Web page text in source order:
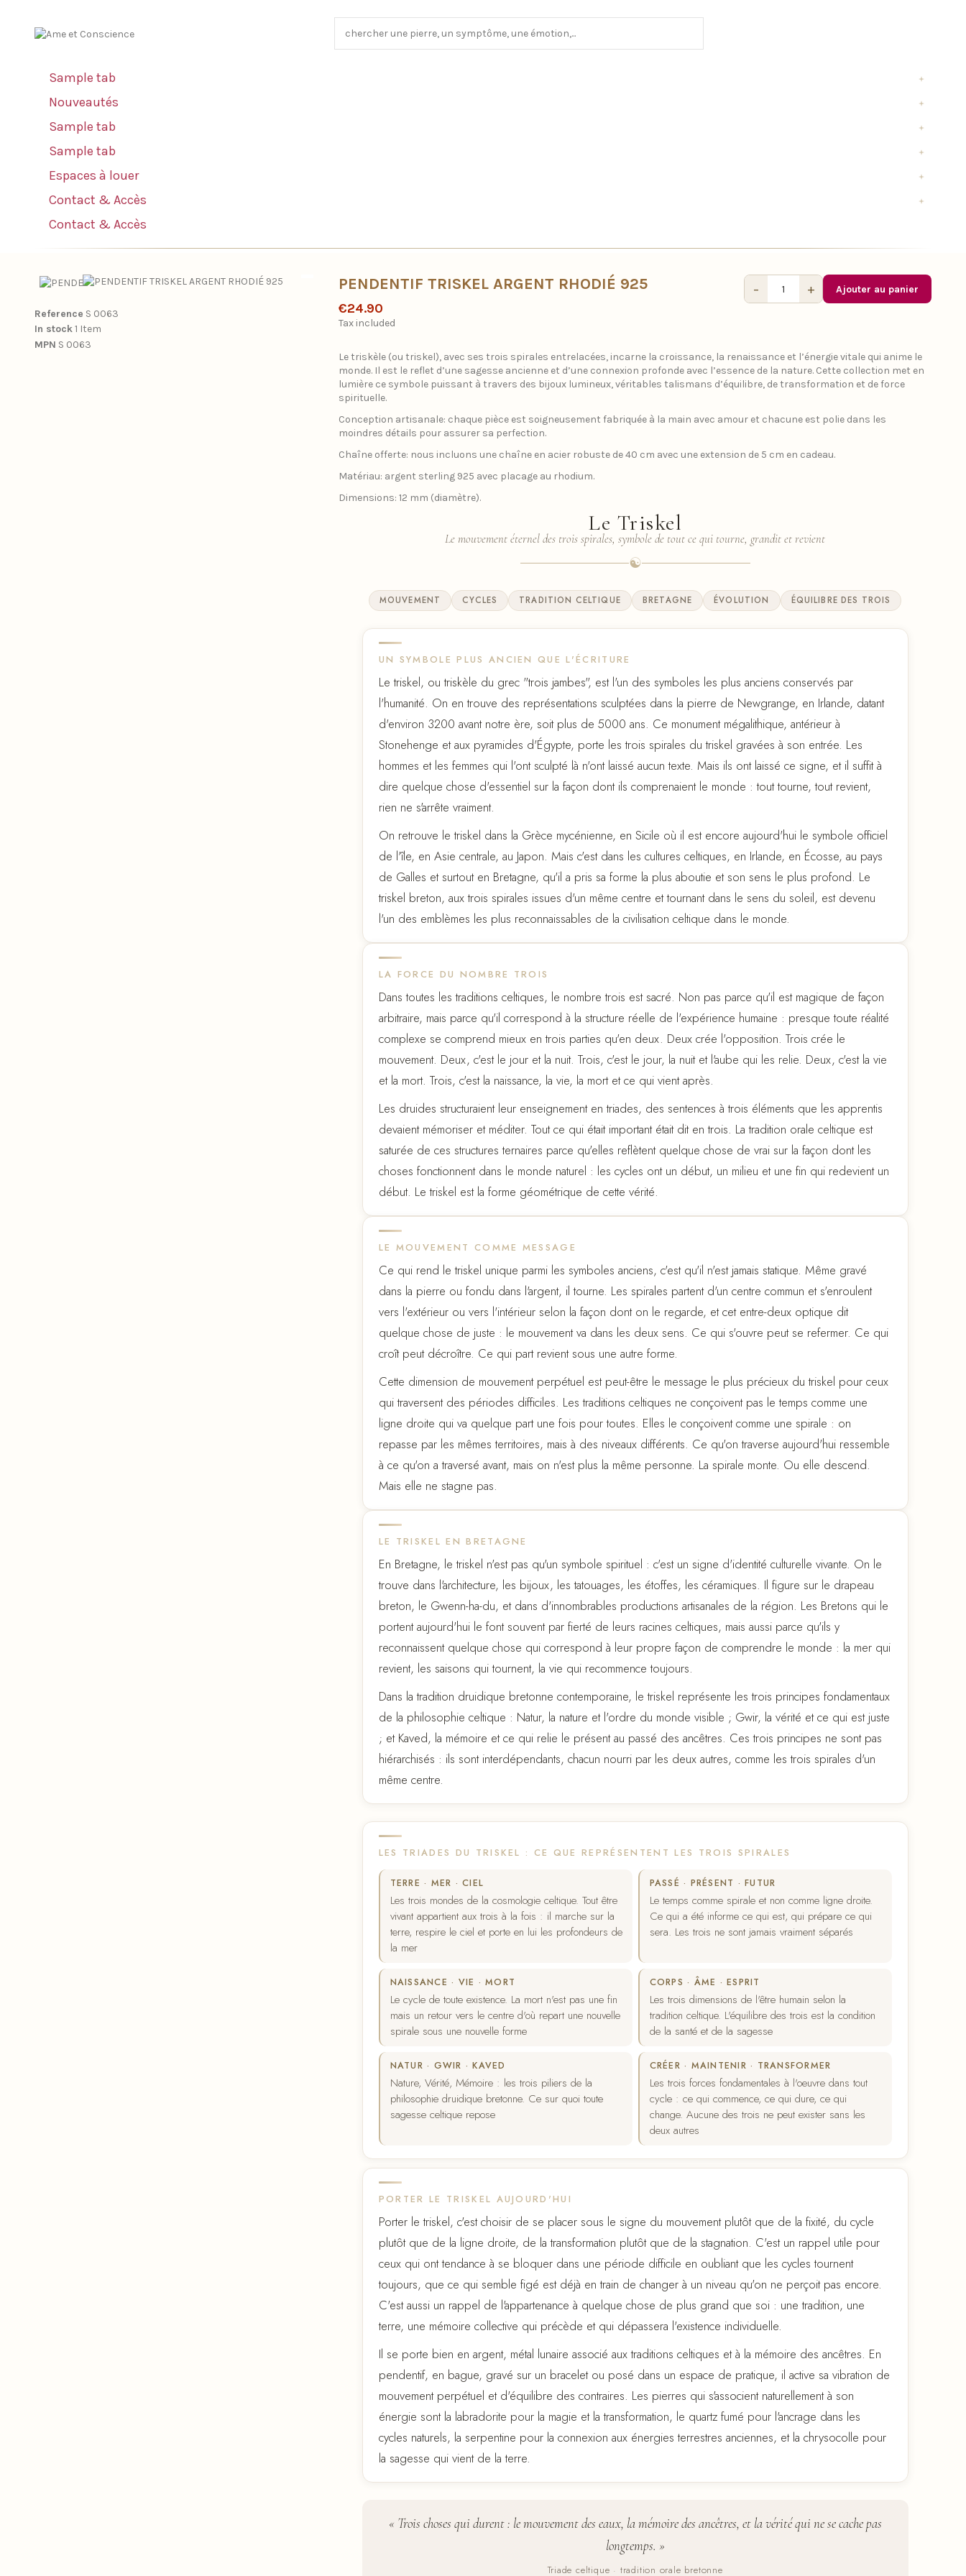
Sample tab
Nouveautés
Sample tab
Sample tab
Espaces à louer
Contact & Accès
Contact & Accès
Reference S 0063
In stock 1 Item
MPN S 0063
PENDENTIF TRISKEL ARGENT RHODIÉ 925
€24.90
Tax included
− + Ajouter au panier
Le triskèle (ou triskel), avec ses trois spirales entrelacées, incarne la croissance, la renaissance et l’énergie vitale qui anime le
monde. Il est le reflet d’une sagesse ancienne et d’une connexion profonde avec l’essence de la nature. Cette collection met en
lumière ce symbole puissant à travers des bijoux lumineux, véritables talismans d’équilibre, de transformation et de force
spirituelle.
Conception artisanale: chaque pièce est soigneusement fabriquée à la main avec amour et chacune est polie dans les
moindres détails pour assurer sa perfection.
Chaîne offerte: nous incluons une chaîne en acier robuste de 40 cm avec une extension de 5 cm en cadeau.
Matériau: argent sterling 925 avec placage au rhodium.
Dimensions: 12 mm (diamètre).
Le Triskel
Le mouvement éternel des trois spirales, symbole de tout ce qui tourne, grandit et revient
☯
MOUVEMENT CYCLES TRADITION CELTIQUE BRETAGNE ÉVOLUTION ÉQUILIBRE DES TROIS
UN SYMBOLE PLUS ANCIEN QUE L'ÉCRITURE
Le triskel, ou triskèle du grec "trois jambes", est l'un des symboles les plus anciens conservés par
l'humanité. On en trouve des représentations sculptées dans la pierre de Newgrange, en Irlande, datant
d'environ 3200 avant notre ère, soit plus de 5000 ans. Ce monument mégalithique, antérieur à
Stonehenge et aux pyramides d'Égypte, porte les trois spirales du triskel gravées à son entrée. Les
hommes et les femmes qui l'ont sculpté là n'ont laissé aucun texte. Mais ils ont laissé ce signe, et il suffit à
dire quelque chose d'essentiel sur la façon dont ils comprenaient le monde : tout tourne, tout revient,
rien ne s'arrête vraiment.
On retrouve le triskel dans la Grèce mycénienne, en Sicile où il est encore aujourd'hui le symbole officiel
de l'île, en Asie centrale, au Japon. Mais c'est dans les cultures celtiques, en Irlande, en Écosse, au pays
de Galles et surtout en Bretagne, qu'il a pris sa forme la plus aboutie et son sens le plus profond. Le
triskel breton, aux trois spirales issues d'un même centre et tournant dans le sens du soleil, est devenu
l'un des emblèmes les plus reconnaissables de la civilisation celtique dans le monde.
LA FORCE DU NOMBRE TROIS
Dans toutes les traditions celtiques, le nombre trois est sacré. Non pas parce qu'il est magique de façon
arbitraire, mais parce qu'il correspond à la structure réelle de l'expérience humaine : presque toute réalité
complexe se comprend mieux en trois parties qu'en deux. Deux crée l'opposition. Trois crée le
mouvement. Deux, c'est le jour et la nuit. Trois, c'est le jour, la nuit et l'aube qui les relie. Deux, c'est la vie
et la mort. Trois, c'est la naissance, la vie, la mort et ce qui vient après.
Les druides structuraient leur enseignement en triades, des sentences à trois éléments que les apprentis
devaient mémoriser et méditer. Tout ce qui était important était dit en trois. La tradition orale celtique est
saturée de ces structures ternaires parce qu'elles reflètent quelque chose de vrai sur la façon dont les
choses fonctionnent dans le monde naturel : les cycles ont un début, un milieu et une fin qui redevient un
début. Le triskel est la forme géométrique de cette vérité.
LE MOUVEMENT COMME MESSAGE
Ce qui rend le triskel unique parmi les symboles anciens, c'est qu'il n'est jamais statique. Même gravé
dans la pierre ou fondu dans l'argent, il tourne. Les spirales partent d'un centre commun et s'enroulent
vers l'extérieur ou vers l'intérieur selon la façon dont on le regarde, et cet entre-deux optique dit
quelque chose de juste : le mouvement va dans les deux sens. Ce qui s'ouvre peut se refermer. Ce qui
croît peut décroître. Ce qui part revient sous une autre forme.
Cette dimension de mouvement perpétuel est peut-être le message le plus précieux du triskel pour ceux
qui traversent des périodes difficiles. Les traditions celtiques ne conçoivent pas le temps comme une
ligne droite qui va quelque part une fois pour toutes. Elles le conçoivent comme une spirale : on
repasse par les mêmes territoires, mais à des niveaux différents. Ce qu'on traverse aujourd'hui ressemble
à ce qu'on a traversé avant, mais on n'est plus la même personne. La spirale monte. Ou elle descend.
Mais elle ne stagne pas.
LE TRISKEL EN BRETAGNE
En Bretagne, le triskel n'est pas qu'un symbole spirituel : c'est un signe d'identité culturelle vivante. On le
trouve dans l'architecture, les bijoux, les tatouages, les étoffes, les céramiques. Il figure sur le drapeau
breton, le Gwenn-ha-du, et dans d'innombrables productions artisanales de la région. Les Bretons qui le
portent aujourd'hui le font souvent par fierté de leurs racines celtiques, mais aussi parce qu'ils y
reconnaissent quelque chose qui correspond à leur propre façon de comprendre le monde : la mer qui
revient, les saisons qui tournent, la vie qui recommence toujours.
Dans la tradition druidique bretonne contemporaine, le triskel représente les trois principes fondamentaux
de la philosophie celtique : Natur, la nature et l'ordre du monde visible ; Gwir, la vérité et ce qui est juste
; et Kaved, la mémoire et ce qui relie le présent au passé des ancêtres. Ces trois principes ne sont pas
hiérarchisés : ils sont interdépendants, chacun nourri par les deux autres, comme les trois spirales d'un
même centre.
LES TRIADES DU TRISKEL : CE QUE REPRÉSENTENT LES TROIS SPIRALES
TERRE · MER · CIEL
Les trois mondes de la cosmologie celtique. Tout être
vivant appartient aux trois à la fois : il marche sur la
terre, respire le ciel et porte en lui les profondeurs de
la mer
PASSÉ · PRÉSENT · FUTUR
Le temps comme spirale et non comme ligne droite.
Ce qui a été informe ce qui est, qui prépare ce qui
sera. Les trois ne sont jamais vraiment séparés
NAISSANCE · VIE · MORT
Le cycle de toute existence. La mort n'est pas une fin
mais un retour vers le centre d'où repart une nouvelle
spirale sous une nouvelle forme
CORPS · ÂME · ESPRIT
Les trois dimensions de l'être humain selon la
tradition celtique. L'équilibre des trois est la condition
de la santé et de la sagesse
NATUR · GWIR · KAVED
Nature, Vérité, Mémoire : les trois piliers de la
philosophie druidique bretonne. Ce sur quoi toute
sagesse celtique repose
CRÉER · MAINTENIR · TRANSFORMER
Les trois forces fondamentales à l'oeuvre dans tout
cycle : ce qui commence, ce qui dure, ce qui
change. Aucune des trois ne peut exister sans les
deux autres
PORTER LE TRISKEL AUJOURD'HUI
Porter le triskel, c'est choisir de se placer sous le signe du mouvement plutôt que de la fixité, du cycle
plutôt que de la ligne droite, de la transformation plutôt que de la stagnation. C'est un rappel utile pour
ceux qui ont tendance à se bloquer dans une période difficile en oubliant que les cycles tournent
toujours, que ce qui semble figé est déjà en train de changer à un niveau qu'on ne perçoit pas encore.
C'est aussi un rappel de l'appartenance à quelque chose de plus grand que soi : une tradition, une
terre, une mémoire collective qui précède et qui dépassera l'existence individuelle.
Il se porte bien en argent, métal lunaire associé aux traditions celtiques et à la mémoire des ancêtres. En
pendentif, en bague, gravé sur un bracelet ou posé dans un espace de pratique, il active sa vibration de
mouvement perpétuel et d'équilibre des contraires. Les pierres qui s'associent naturellement à son
énergie sont la labradorite pour la magie et la transformation, le quartz fumé pour l'ancrage dans les
cycles naturels, la serpentine pour la connexion aux énergies terrestres anciennes, et la chrysocolle pour
la sagesse qui vient de la terre.
« Trois choses qui durent : le mouvement des eaux, la mémoire des ancêtres, et la vérité qui ne se cache pas
longtemps. »
Triade celtique · tradition orale bretonne